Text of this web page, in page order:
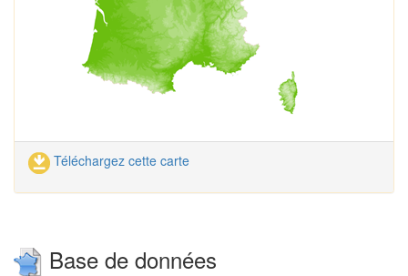
Téléchargez cette carte
Base de données